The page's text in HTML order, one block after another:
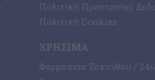
Πολιτική Προστασίας
Πολιτική Cookies
ΧΡΉΣΙΜΑ
Φαρμακεία Ζακύνθου /